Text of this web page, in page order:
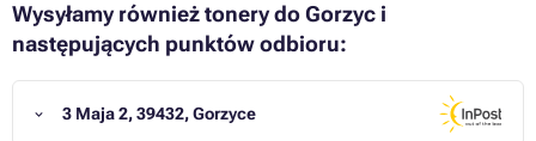
Wysyłamy również tonery do Gorzyc i
następujących punktów odbioru:
3 Maja 2, 39432, Gorzyce